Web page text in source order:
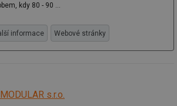
kdy 80 - 90 ...
informace Webové stránky
s.r.o.